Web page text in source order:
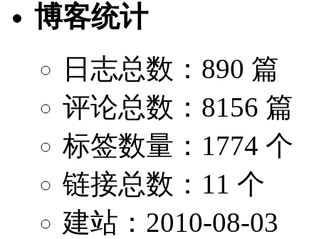
博客统计
日志总数：890 篇
评论总数：8156 篇
标签数量：1774 个
链接总数：11 个
建站：2010-08-03